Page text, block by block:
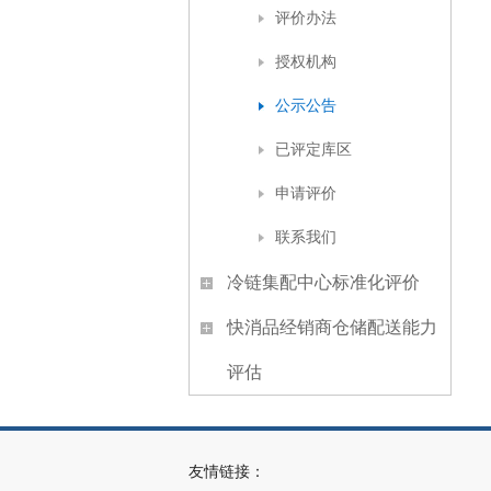
评价办法
授权机构
公示公告
已评定库区
申请评价
联系我们
冷链集配中心标准化评价
快消品经销商仓储配送能力
评估
友情链接：